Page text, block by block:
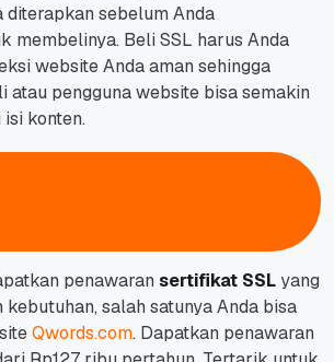
diterapkan sebelum Anda
membelinya. Beli SSL harus Anda
website Anda aman sehingga
atau pengguna website bisa semakin
konten.
penawaran sertifikat SSL yang
kebutuhan, salah satunya Anda bisa
Qwords.com. Dapatkan penawaran